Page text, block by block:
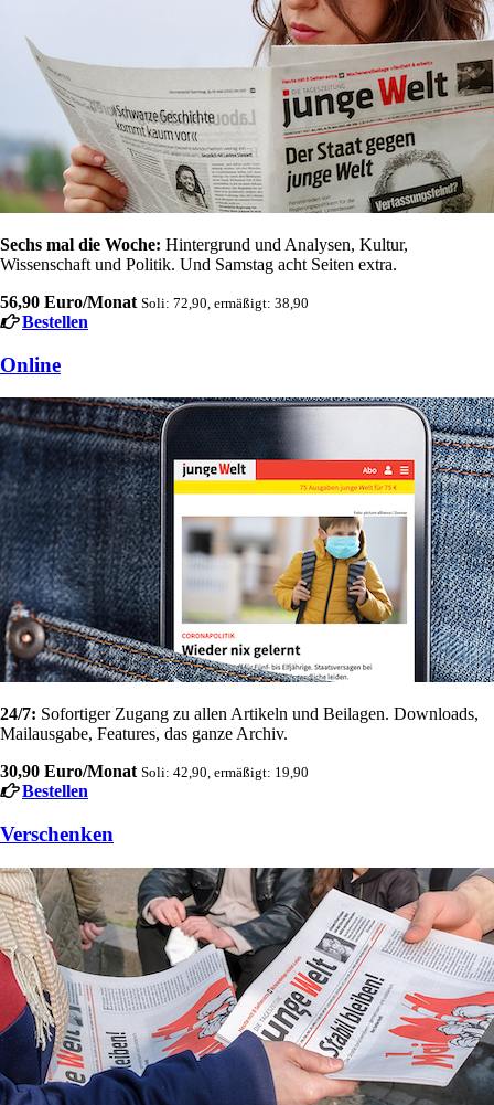
Sechs mal die Woche: Hintergrund und Analysen, Kultur,
Wissenschaft und Politik. Und Samstag acht Seiten extra.
56,90 Euro/Monat Soli: 72,90, ermäßigt: 38,90
Bestellen
Online
24/7: Sofortiger Zugang zu allen Artikeln und Beilagen. Downloads,
Mailausgabe, Features, das ganze Archiv.
30,90 Euro/Monat Soli: 42,90, ermäßigt: 19,90
Bestellen
Verschenken